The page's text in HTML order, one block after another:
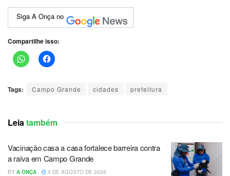
Siga A Onça no
Compartilhe isso:
Tags: Campo Grande cidades prefeitura
Leiatambém
Vacinação casa a casa fortalece barreira contra
a raiva em Campo Grande
BY A ONÇA 5 DE AGOSTO DE 2026